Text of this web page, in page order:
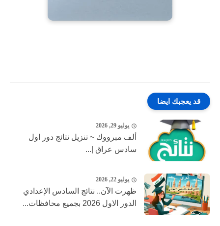
قد يعجبك ايضا
يوليو 29, 2026
ألف مبرووك ~ تنزيل نتائج دور اول
سادس عراق |...
يوليو 22, 2026
ظهرت الآن.. نتائج السادس الإعدادي
الدور الاول 2026 بجميع محافظات...